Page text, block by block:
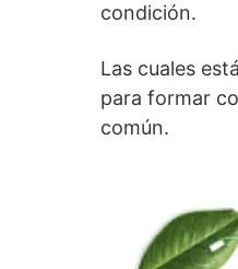
condición.
Las cuales
para formar
común.